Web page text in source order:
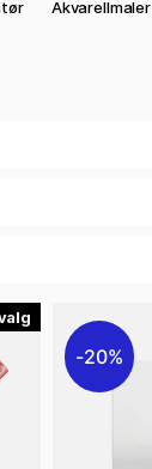
Akvarellmaler
20%